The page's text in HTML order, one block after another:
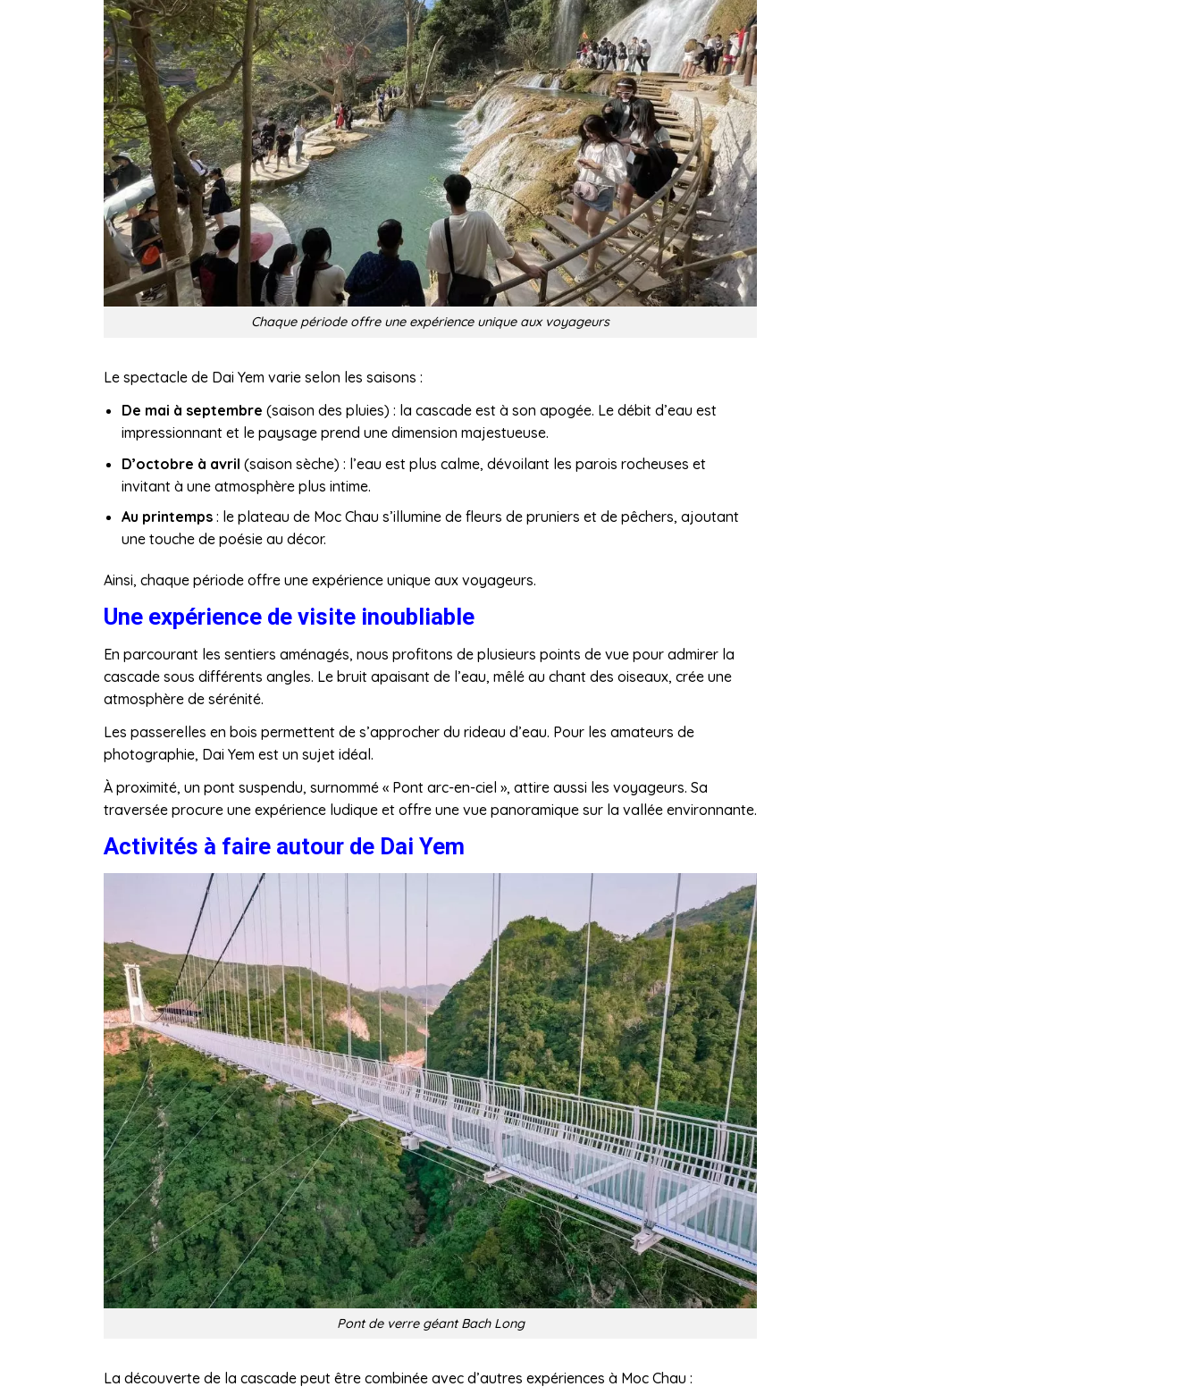
Chaque période offre une expérience unique aux voyageurs
Le spectacle de Dai Yem varie selon les saisons :
De mai à septembre (saison des pluies) : la cascade est à son apogée. Le débit d’eau est
impressionnant et le paysage prend une dimension majestueuse.
D’octobre à avril (saison sèche) : l’eau est plus calme, dévoilant les parois rocheuses et
invitant à une atmosphère plus intime.
Au printemps: le plateau de Moc Chau s’illumine de fleurs de pruniers et de pêchers, ajoutant
une touche de poésie au décor.
Ainsi, chaque période offre une expérience unique aux voyageurs.
Une expérience de visite inoubliable
En parcourant les sentiers aménagés, nous profitons de plusieurs points de vue pour admirer la
cascade sous différents angles. Le bruit apaisant de l’eau, mêlé au chant des oiseaux, crée une
atmosphère de sérénité.
Les passerelles en bois permettent de s’approcher du rideau d’eau. Pour les amateurs de
photographie, Dai Yem est un sujet idéal.
À proximité, un pont suspendu, surnommé « Pont arc-en-ciel », attire aussi les voyageurs. Sa
traversée procure une expérience ludique et offre une vue panoramique sur la vallée environnante.
Activités à faire autour de Dai Yem
Pont de verre géant Bach Long
La découverte de la cascade peut être combinée avec d’autres expériences à Moc Chau :